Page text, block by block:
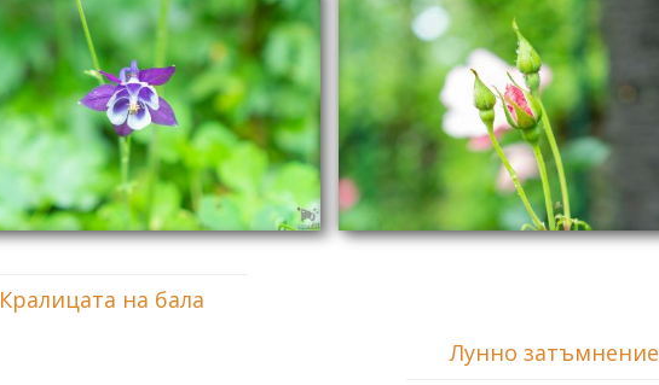
Кралицата на бала
Лунно затъмнение